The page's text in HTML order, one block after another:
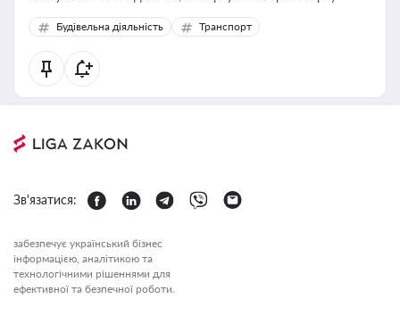
Будівельна діяльність Транспорт
Зв'язатися:
забезпечує український бізнес
інформацією, аналітикою та
технологічними рішеннями для
ефективної та безпечної роботи.